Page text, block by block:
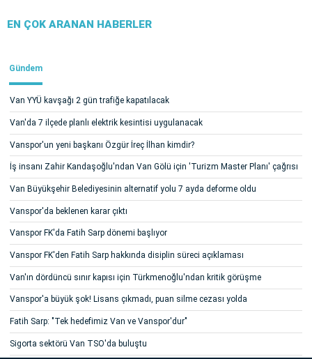
EN ÇOK ARANAN HABERLER
Gündem
Van YYÜ kavşağı 2 gün trafiğe kapatılacak
Van'da 7 ilçede planlı elektrik kesintisi uygulanacak
Vanspor'un yeni başkanı Özgür İreç İlhan kimdir?
İş insanı Zahir Kandaşoğlu'ndan Van Gölü için 'Turizm Master Planı' çağrısı
Van Büyükşehir Belediyesinin alternatif yolu 7 ayda deforme oldu
Vanspor'da beklenen karar çıktı
Vanspor FK'da Fatih Sarp dönemi başlıyor
Vanspor FK'den Fatih Sarp hakkında disiplin süreci açıklaması
Van'ın dördüncü sınır kapısı için Türkmenoğlu'ndan kritik görüşme
Vanspor'a büyük şok! Lisans çıkmadı, puan silme cezası yolda
Fatih Sarp: "Tek hedefimiz Van ve Vanspor'dur"
Sigorta sektörü Van TSO'da buluştu